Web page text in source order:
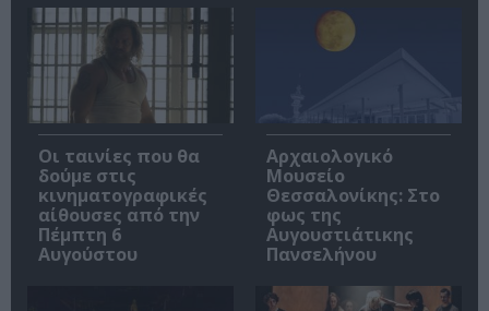
Οι ταινίες που θα
δούμε στις
κινηματογραφικές
αίθουσες από την
Πέμπτη 6
Αυγούστου
Αρχαιολογικό
Μουσείο
Θεσσαλονίκης: Στο
φως της
Αυγουστιάτικης
Πανσελήνου